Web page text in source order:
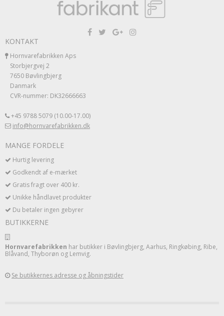
KONTAKT
Hornvarefabrikken Aps
Storbjergvej 2
7650 Bøvlingbjerg
Danmark
CVR-nummer: DK32666663
+45 9788 5079 (10.00-17.00)
info@hornvarefabrikken.dk
MANGE FORDELE
Hurtig levering
Godkendt af e-mærket
Gratis fragt over 400 kr.
Unikke håndlavet produkter
Du betaler ingen gebyrer
BUTIKKERNE
Hornvarefabrikken har butikker i Bøvlingbjerg, Aarhus, Ringkøbing, Ribe,
Blåvand, Thyborøn og Lemvig.
Se butikkernes adresse og åbningstider